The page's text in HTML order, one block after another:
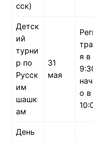
сск)
Детск
ий
турни
р по
Русск
им
шашк
ам
31
мая
я в
о в
День